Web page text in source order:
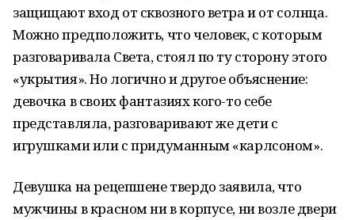
защищают вход от сквозного ветра и от солнца.
Можно предположить, что человек, с которым
разговаривала Света, стоял по ту сторону этого
«укрытия». Но логично и другое объяснение:
девочка в своих фантазиях кого-то себе
представляла, разговаривают же дети с
игрушками или с придуманным «карлсоном».
Девушка на рецепшене твердо заявила, что
мужчины в красном ни в корпусе, ни возле двери